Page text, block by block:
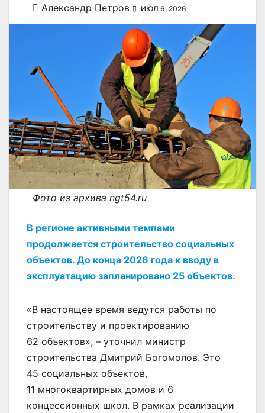
Александр Петров ИЮЛ 6, 2026
Фото из архива ngt54.ru
В регионе активными темпами
продолжается строительство социальных
объектов. До конца 2026 года к вводу в
эксплуатацию запланировано 25 объектов.
«В настоящее время ведутся работы по
строительству и проектированию
62 объектов», – уточнил министр
строительства Дмитрий Богомолов. Это
45 социальных объектов,
11 многоквартирных домов и 6
концессионных школ. В рамках реализации